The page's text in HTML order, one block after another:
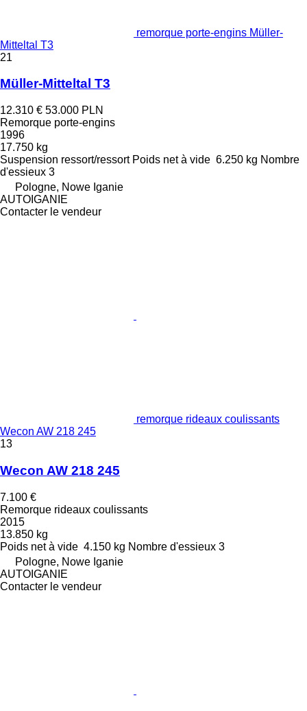
remorque porte-engins Müller-
Mitteltal T3
21
Müller-Mitteltal T3
12.310 € 53.000 PLN
Remorque porte-engins
1996
17.750 kg
Suspension ressort/ressort Poids net à vide 6.250 kg Nombre
d'essieux 3
Pologne, Nowe Iganie
AUTOIGANIE
Contacter le vendeur
remorque rideaux coulissants
Wecon AW 218 245
13
Wecon AW 218 245
7.100 €
Remorque rideaux coulissants
2015
13.850 kg
Poids net à vide 4.150 kg Nombre d'essieux 3
Pologne, Nowe Iganie
AUTOIGANIE
Contacter le vendeur